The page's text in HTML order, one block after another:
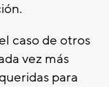
caso de otros
vez más
para